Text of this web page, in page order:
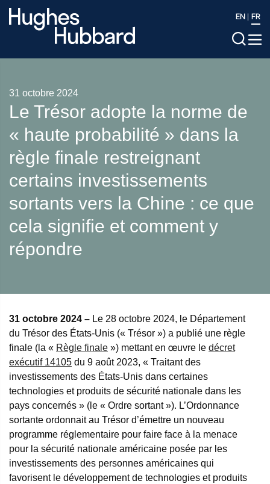
EN FR
31 octobre 2024
Le Trésor adopte la norme de
« haute probabilité » dans la
règle finale restreignant
certains investissements
sortants vers la Chine : ce que
cela signifie et comment y
répondre
31 octobre 2024 – Le 28 octobre 2024, le Département
du Trésor des États-Unis (« Trésor ») a publié une règle
finale (la « Règle finale ») mettant en œuvre le décret
exécutif 14105 du 9 août 2023, « Traitant des
investissements des États-Unis dans certaines
technologies et produits de sécurité nationale dans les
pays concernés » (le « Ordre sortant »). L’Ordonnance
sortante ordonnait au Trésor d’émettre un nouveau
programme réglementaire pour faire face à la menace
pour la sécurité nationale américaine posée par les
investissements des personnes américaines qui
favorisent le développement de technologies et produits